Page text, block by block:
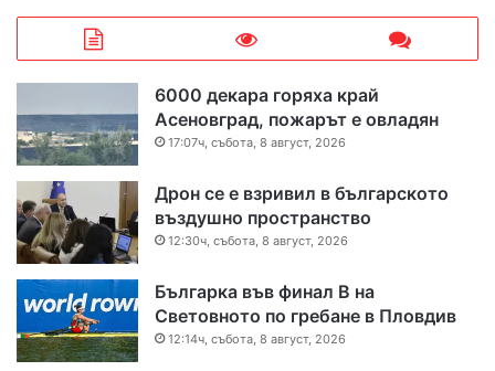
6000 декара горяха край
Асеновград, пожарът е овладян
17:07ч, събота, 8 август, 2026
Дрон се е взривил в българското
въздушно пространство
12:30ч, събота, 8 август, 2026
Българка във финал B на
Световното по гребане в Пловдив
12:14ч, събота, 8 август, 2026